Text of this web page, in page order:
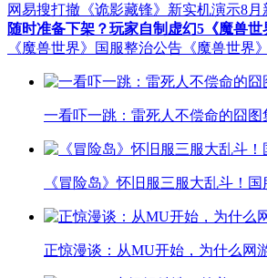
网易搜打撤《诡影藏锋》新实机演示8月
随时准备下架？玩家自制虚幻5《魔兽
《魔兽世界》国服整治公告 《魔兽世界
一看吓一跳：雷死人不偿命的囧图
《冒险岛》怀旧服三服大乱斗！
正惊漫谈：从MU开始，为什么网